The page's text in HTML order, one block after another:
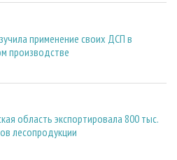
применение своих ДСП в
производстве
область экспортировала 800 тыс.
лесопродукции